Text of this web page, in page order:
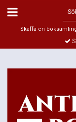
Skaffa en